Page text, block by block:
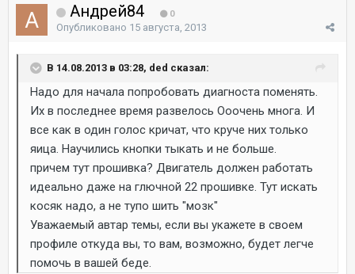
Андрей84 0
Опубликовано 15 августа, 2013
В 14.08.2013 в 03:28, ded сказал:
Надо для начала попробовать диагноста поменять.
Их в последнее время развелось Ооочень многа. И
все как в один голос кричат, что круче них только
яица. Научились кнопки тыкать и не больше.
причем тут прошивка? Двигатель должен работать
идеально даже на глючной 22 прошивке. Тут искать
косяк надо, а не тупо шить "мозк"
Уважаемый автар темы, если вы укажете в своем
профиле откуда вы, то вам, возможно, будет легче
помочь в вашей беде.